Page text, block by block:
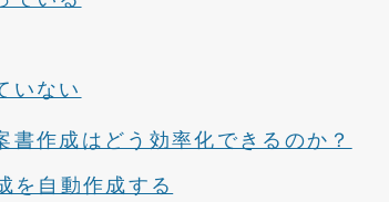
いない
書作成はどう効率化できるのか？
を自動作成する